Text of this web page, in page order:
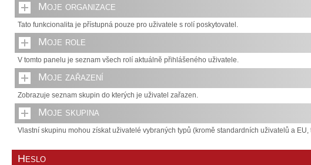
Moje organizace
Tato funkcionalita je přístupná pouze pro uživatele s rolí poskytovatel.
Moje role
V tomto panelu je seznam všech rolí aktuálně přihlášeného uživatele.
Moje zařazení
Zobrazuje seznam skupin do kterých je uživatel zařazen.
Moje skupina
Vlastní skupinu mohou získat uživatelé vybraných typů (kromě standardních uživatelů a
Heslo